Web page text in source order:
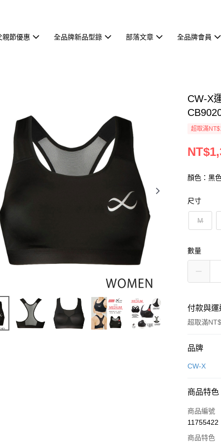
親節優惠 全品牌新品型錄 部落文章 全品牌會員
CW-X
超取滿
顏色：黑
尺寸
M
數量
付款與
超取滿
付款方式
信用卡一
街口支付
ATM付款
品牌
CW-X
商品特色
商品編號
11755422
商品特色